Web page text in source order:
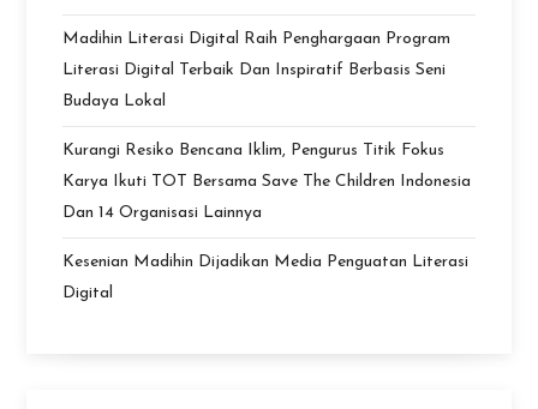
Madihin Literasi Digital Raih Penghargaan Program
Literasi Digital Terbaik Dan Inspiratif Berbasis Seni
Budaya Lokal
Kurangi Resiko Bencana Iklim, Pengurus Titik Fokus
Karya Ikuti TOT Bersama Save The Children Indonesia
Dan 14 Organisasi Lainnya
Kesenian Madihin Dijadikan Media Penguatan Literasi
Digital